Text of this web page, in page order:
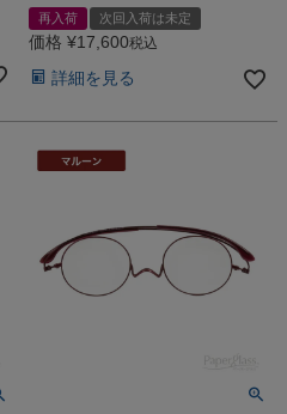
再入荷 次回入荷は未定
価格 ¥17,600税込
詳細を見る